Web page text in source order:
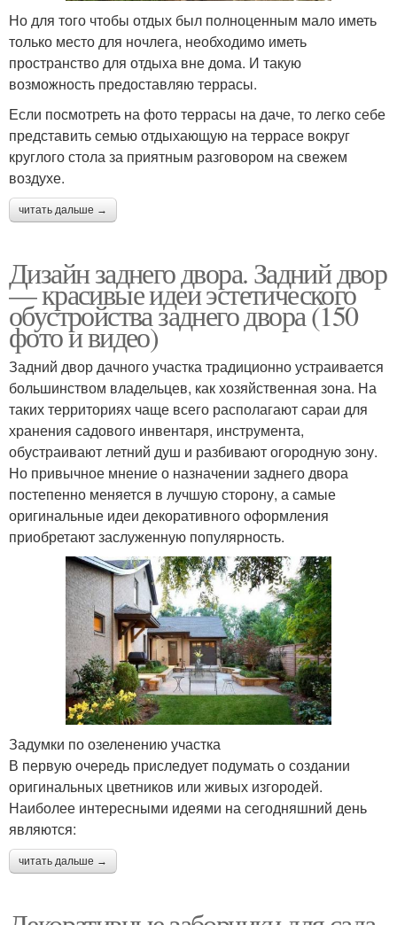
Но для того чтобы отдых был полноценным мало иметь
только место для ночлега, необходимо иметь
пространство для отдыха вне дома. И такую
возможность предоставляю террасы.
Если посмотреть на фото террасы на даче, то легко себе
представить семью отдыхающую на террасе вокруг
круглого стола за приятным разговором на свежем
воздухе.
читать дальше →
Дизайн заднего двора. Задний двор
— красивые идеи эстетического
обустройства заднего двора (150
фото и видео)
Задний двор дачного участка традиционно устраивается
большинством владельцев, как хозяйственная зона. На
таких территориях чаще всего располагают сараи для
хранения садового инвентаря, инструмента,
обустраивают летний душ и разбивают огородную зону.
Но привычное мнение о назначении заднего двора
постепенно меняется в лучшую сторону, а самые
оригинальные идеи декоративного оформления
приобретают заслуженную популярность.
Задумки по озеленению участка
В первую очередь приследует подумать о создании
оригинальных цветников или живых изгородей.
Наиболее интересными идеями на сегодняшний день
являются:
читать дальше →